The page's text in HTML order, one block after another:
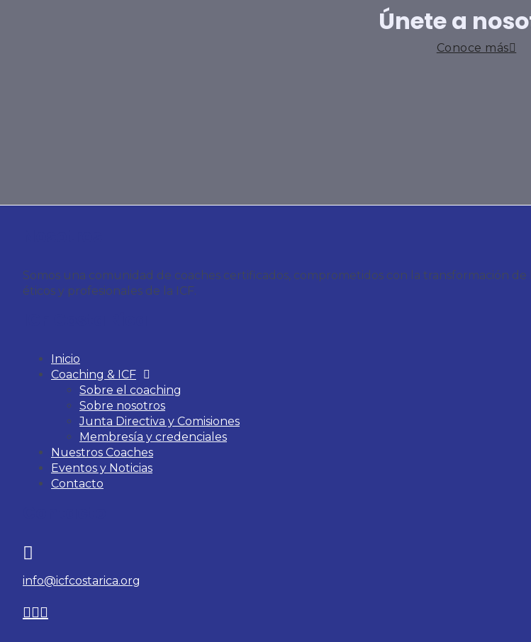
Únete a
Conoce más
Somos una comunidad de coaches certificados, comprometidos con la transformación
éticos y profesionales de la ICF.
Inicio
Coaching & ICF
Sobre el coaching
Sobre nosotros
Junta Directiva y Comisiones
Membresía y credenciales
Nuestros Coaches
Eventos y Noticias
Contacto
info@icfcostarica.org